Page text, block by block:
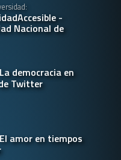
-
Nacional de
La democracia en
Twitter
El amor en tiempos